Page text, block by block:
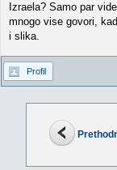
Izraela? Samo par
mnogo vise govori,
i slika.
Profil